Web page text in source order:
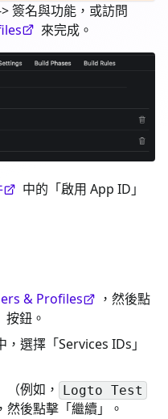
簽名與功能，或訪問
來完成。
中的「啟用 App ID」
& Profiles
，然後點
鈕。
選擇「Services IDs」
例如，
Logto Test
然後點擊「繼續」。